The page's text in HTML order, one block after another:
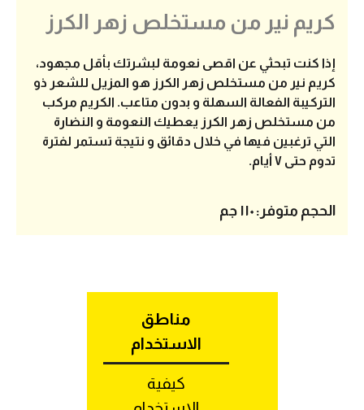
كريم نير من مستخلص زهر الكرز
إذا كنت تبحثي عن اقصى نعومة لبشرتك بأقل مجهود،
كريم نير من مستخلص زهر الكرز هو المزيل للشعر ذو
التركيبة الفعالة السهلة و بدون متاعب. الكريم مركب
من مستخلص زهر الكرز يعطيك النعومة و النضارة
التي ترغبين فيها في خلال دقائق و نتيجة تستمر لفترة
تدوم حتى ٧ أيام.
الحجم متوفر: ١١٠ جم
مناطق
الاستخدام
كيفية